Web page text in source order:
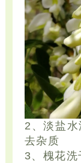
2、淡盐
去杂质
3、槐花